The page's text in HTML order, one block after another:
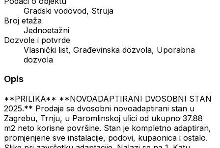
Gradski vodovod, Struja
Broj etaža
Jednoetažni
Dozvole i potvrde
Vlasnički list, Građevinska dozvola, Uporabna
dozvola
Opis
**PRILIKA** **NOVOADAPTIRANI DVOSOBNI STAN
2025.** Prodaje se dvosobni novoadaptirani stan u
Zagrebu, Trnju, u Paromlinskoj ulici od ukupno 37.88
m2 neto korisne površine. Stan je kompletno adaptiran,
promjenjene sve instalacije, podovi, kupaonica i ostalo.